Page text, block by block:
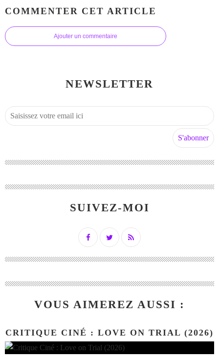
COMMENTER CET ARTICLE
Ajouter un commentaire
NEWSLETTER
SUIVEZ-MOI
VOUS AIMEREZ AUSSI :
CRITIQUE CINÉ : LOVE ON TRIAL (2026)